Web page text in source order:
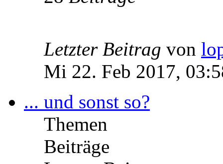
Letzter Beitrag von
Mi 22. Feb 2017,
... und sonst so?
Themen
Beiträge